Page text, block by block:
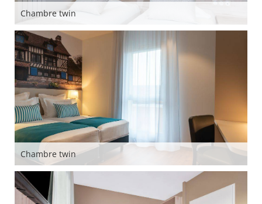
Chambre twin
Chambre twin